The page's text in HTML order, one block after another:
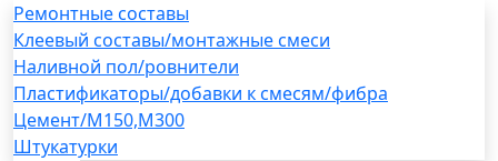
Ремонтные составы
Клеевый составы/монтажные смеси
Наливной пол/ровнители
Пластификаторы/добавки к смесям/фибра
Цемент/М150,М300
Штукатурки